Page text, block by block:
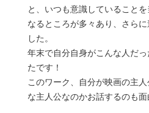
と、いつも意識していること
なるところが多々あり、さら
した。
年末で自分自身がこんな人だ
たです！
このワーク、自分が映画の主
な主人公なのかお話するのも面